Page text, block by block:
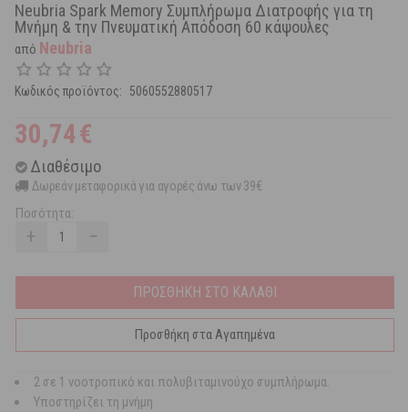
Neubria Spark Memory Συμπλήρωμα Διατροφής για τη
Μνήμη & την Πνευματική Απόδοση 60 κάψουλες
από Neubria
Κωδικός προϊόντος: 5060552880517
30,74€
Διαθέσιμο
Δωρεάν μεταφορικά για αγορές άνω των 39€
Ποσότητα:
+ −
ΠΡΟΣΘΗΚΗ ΣΤΟ ΚΑΛΑΘΙ
Προσθήκη στα Αγαπημένα
2 σε 1 νοοτροπικό και πολυβιταμινούχο συμπλήρωμα.
Υποστηρίζει τη μνήμη